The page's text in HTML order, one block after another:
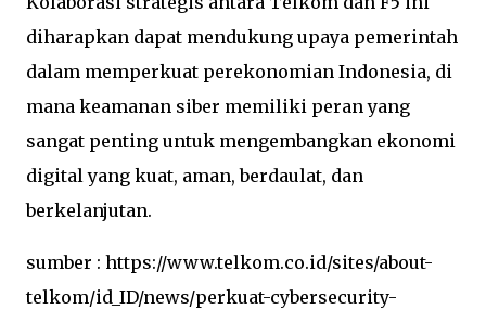
diharapkan dapat mendukung upaya pemerintah
dalam memperkuat perekonomian Indonesia, di
mana keamanan siber memiliki peran yang
sangat penting untuk mengembangkan ekonomi
digital yang kuat, aman, berdaulat, dan
berkelanjutan.
sumber : https://www.telkom.co.id/sites/about-
telkom/id_ID/news/perkuat-cybersecurity-